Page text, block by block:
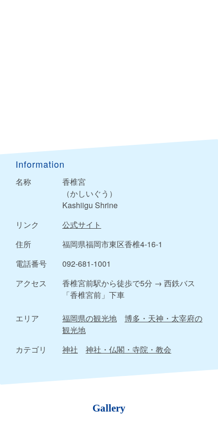
Information
名称
香椎宮
（かしいぐう）
Kashiigu Shrine
リンク
公式サイト
住所
福岡県福岡市東区香椎4-16-1
電話番号
092-681-1001
アクセス
香椎宮前駅から徒歩で5分 → 西鉄バス
「香椎宮前」下車
エリア 福岡県の観光地
博多・天神・太宰府の
観光地
カテゴリ
神社 神社・仏閣・寺院・教会
Gallery